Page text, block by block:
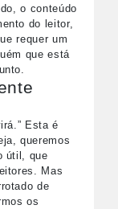
o conteúdo
do leitor,
requer um
que está
Esta é
queremos
útil, que
Mas
de
os